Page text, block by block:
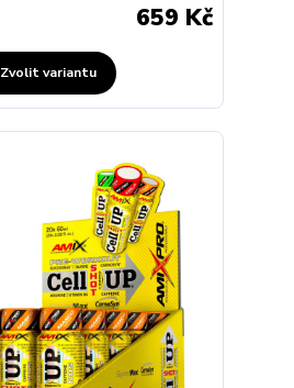
659 Kč
Zvolit variantu